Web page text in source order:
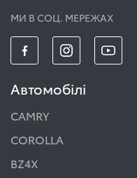
МИ В СОЦ. МЕРЕЖАХ
Автомобілі
CAMRY
COROLLA
BZ4X